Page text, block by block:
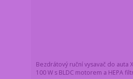
Bezdrátový ruční vysavač do auta
100 W s BLDC motorem a HEPA